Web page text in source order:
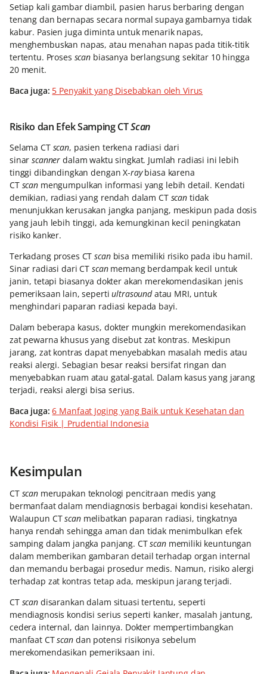
Setiap kali gambar diambil, pasien harus berbaring dengan
tenang dan bernapas secara normal supaya gambarnya tidak
kabur. Pasien juga diminta untuk menarik napas,
menghembuskan napas, atau menahan napas pada titik-titik
tertentu. Proses scan biasanya berlangsung sekitar 10 hingga
20 menit.
Baca juga: 5 Penyakit yang Disebabkan oleh Virus
Risiko dan Efek Samping CTScan
Selama CT scan, pasien terkena radiasi dari
sinarscannerdalam waktu singkat. Jumlah radiasi ini lebih
tinggi dibandingkan dengan X-raybiasa karena
CT scan mengumpulkan informasi yang lebih detail. Kendati
demikian, radiasi yang rendah dalam CT scan tidak
menunjukkan kerusakan jangka panjang, meskipun pada dosis
yang jauh lebih tinggi, ada kemungkinan kecil peningkatan
risiko kanker.
Terkadang proses CTscan bisa memiliki risiko pada ibu hamil.
Sinar radiasi dari CT scanmemang berdampak kecil untuk
janin, tetapi biasanya dokter akan merekomendasikan jenis
pemeriksaan lain, sepertiultrasoundatau MRI, untuk
menghindari paparan radiasi kepada bayi.
Dalam beberapa kasus, dokter mungkin merekomendasikan
zat pewarna khusus yang disebut zat kontras. Meskipun
jarang, zat kontras dapat menyebabkan masalah medis atau
reaksi alergi. Sebagian besar reaksi bersifat ringan dan
menyebabkan ruam atau gatal-gatal. Dalam kasus yang jarang
terjadi, reaksi alergi bisa serius.
Baca juga: 6 Manfaat Joging yang Baik untuk Kesehatan dan
Kondisi Fisik | Prudential Indonesia
Kesimpulan
CT scan merupakan teknologi pencitraan medis yang
bermanfaat dalam mendiagnosis berbagai kondisi kesehatan.
Walaupun CTscanmelibatkan paparan radiasi, tingkatnya
hanya rendah sehingga aman dan tidak menimbulkan efek
samping dalam jangka panjang. CTscan memiliki keuntungan
dalam memberikan gambaran detail terhadap organ internal
dan memandu berbagai prosedur medis. Namun, risiko alergi
terhadap zat kontras tetap ada, meskipun jarang terjadi.
CT scan disarankan dalam situasi tertentu, seperti
mendiagnosis kondisi serius seperti kanker, masalah jantung,
cedera internal, dan lainnya. Dokter mempertimbangkan
manfaat CTscandan potensi risikonya sebelum
merekomendasikan pemeriksaan ini.